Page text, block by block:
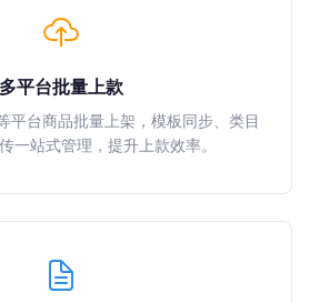
多平台批量上款
平台商品批量上架，模板同步、类目
一站式管理，提升上款效率。